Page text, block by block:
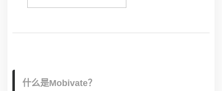
什么是Mobivate？